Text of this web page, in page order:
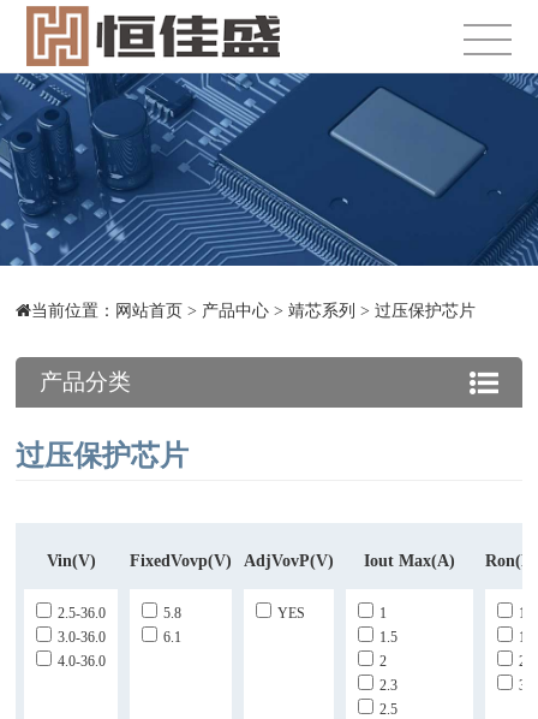
当前位置： 网站首页 > 产品中心 >靖芯系列 >过压保护芯片
产品分类
过压保护芯片
Vin(V) FixedVovp(V) AdjVovP(V) Iout Max(A)
2.5-36.0
3.0-36.0
4.0-36.0
5.8
6.1
YES
1
1.5
2
2.3
2.5
35